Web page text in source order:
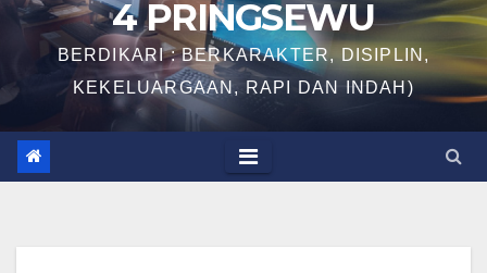
4 PRINGSEWU
BERDIKARI : BERKARAKTER, DISIPLIN,
KEKELUARGAAN, RAPI DAN INDAH)